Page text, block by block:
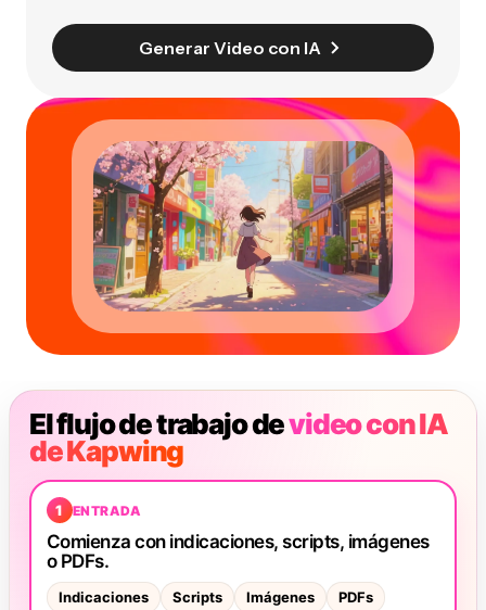
Generar Video con IA